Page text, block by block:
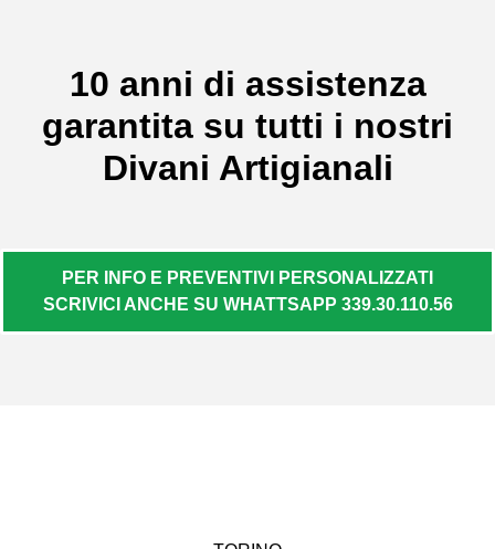
10 anni di assistenza
garantita su tutti i nostri
Divani Artigianali
PER INFO E PREVENTIVI PERSONALIZZATI
SCRIVICI ANCHE SU WHATTSAPP 339.30.110.56